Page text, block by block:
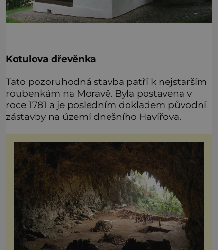
Kotulova dřevěnka
Tato pozoruhodná stavba patří k nejstarším
roubenkám na Moravě. Byla postavena v
roce 1781 a je posledním dokladem původní
zástavby na území dnešního Havířova.